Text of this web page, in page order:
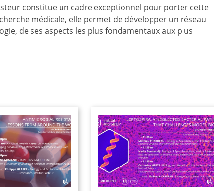
constitue un cadre exceptionnel pour porter cette
médicale, elle permet de développer un réseau
de ses aspects les plus fondamentaux aux plus